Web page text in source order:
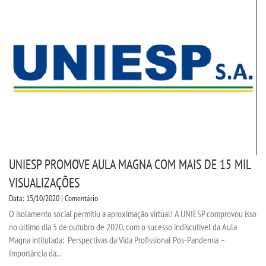
UNIESP PROMOVE AULA MAGNA COM MAIS DE 15 MIL
VISUALIZAÇÕES
Data: 15/10/2020 | Comentário
O isolamento social permitiu a aproximação virtual! A UNIESP comprovou isso
no último dia 5 de outubro de 2020, com o sucesso indiscutível da Aula
Magna intitulada: Perspectivas da Vida Profissional Pós-Pandemia –
Importância da...